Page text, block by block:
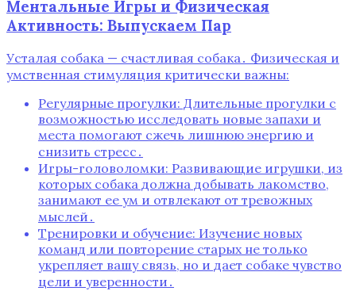
Ментальные Игры и Физическая
Активность: Выпускаем Пар
Усталая собака — счастливая собака․ Физическая и
умственная стимуляция критически важны:
Регулярные прогулки: Длительные прогулки с
возможностью исследовать новые запахи и
места помогают сжечь лишнюю энергию и
снизить стресс․
Игры-головоломки: Развивающие игрушки, из
которых собака должна добывать лакомство,
занимают ее ум и отвлекают от тревожных
мыслей․
Тренировки и обучение: Изучение новых
команд или повторение старых не только
укрепляет вашу связь, но и дает собаке чувство
цели и уверенности․